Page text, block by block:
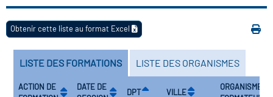
Obtenir cette liste au format Excel
LISTE DES FORMATIONS LISTE DES ORGANISMES
ACTION DE
DATE DE
DPT VILLE
ORGANISME